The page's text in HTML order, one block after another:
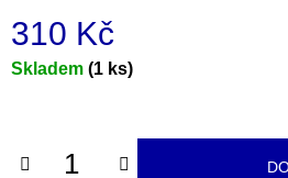
310 Kč
Měrná
Skladem (1 ks)
u
j
e
ARTMAT